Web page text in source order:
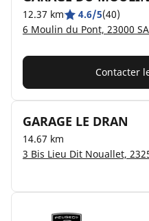
12.37 km 4.6/5(40)
6 Moulin du Pont, 23000
Contacter
GARAGE LE DRAN
14.67 km
3 Bis Lieu Dit Nouallet,